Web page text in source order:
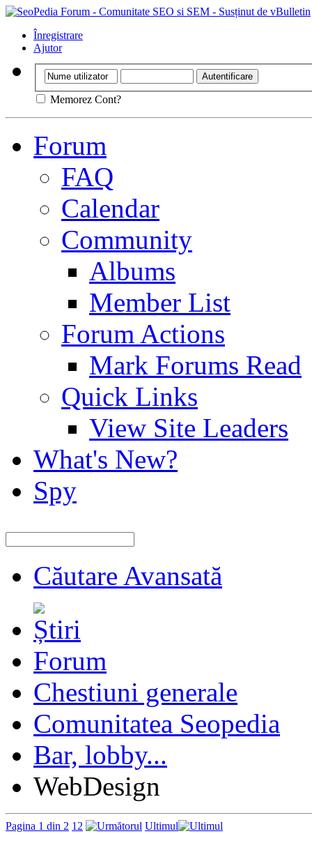
Înregistrare
Ajutor
Memorez Cont?
Forum
FAQ
Calendar
Community
Albums
Member List
Forum Actions
Mark Forums Read
Quick Links
View Site Leaders
What's New?
Spy
Căutare Avansată
Forum
Chestiuni generale
Comunitatea Seopedia
Bar, lobby...
WebDesign
Pagina 1 din 2 1 2 Ultimul